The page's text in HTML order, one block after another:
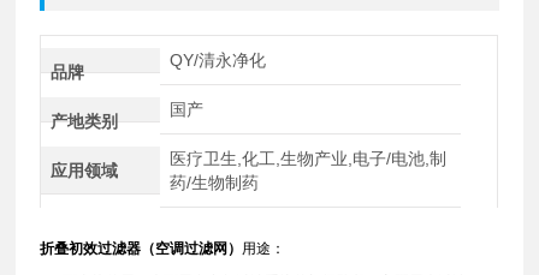
品牌
QY/清永净化
产地类别
国产
应用领域
医疗卫生,化工,生物产业,电子/电池,制
药/生物制药
折叠初效过滤器（空调过滤网） 用途：